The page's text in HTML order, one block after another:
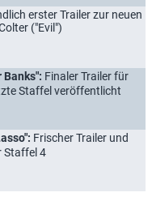
erster Trailer zur neuen
("Evil")
Banks": Finaler Trailer für
Staffel veröffentlicht
Frischer Trailer und
Staffel 4